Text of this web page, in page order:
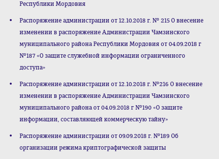
Республики Мордовия
Распоряжение администрации от 12.10.2018 г. № 215 О внесение
изменении в распоряжение Администрации Чамзинского
муниципального района Республики Мордовия от 04.09.2018 г
№187 «О защите служебной информации ограниченного
доступа»
Распоряжение администрации от 12.10.2018 г. №216 О внесение
изменении в распоряжение Администрации Чамзинского
муниципального района от 04.09.2018 г №190 «О защите
информации, составляющей коммерческую тайну»
Распоряжение администрации от 09.09.2018 г. №189 Об
организации режима криптографической защиты